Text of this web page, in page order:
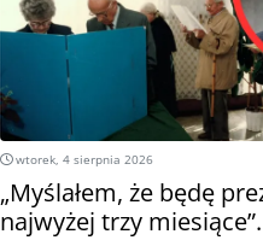
wtorek, 4 sierpnia 2026
„Myślałem, że będę
najwyżej trzy